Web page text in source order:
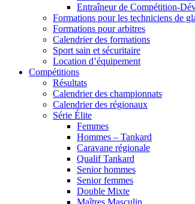
Entraîneur de Compétition-
Formations pour les techniciens de
Formations pour arbitres
Calendrier des formations
Sport sain et sécuritaire
Location d’équipement
Compétitions
Résultats
Calendrier des championnats
Calendrier des régionaux
Série Élite
Femmes
Hommes – Tankard
Caravane régionale
Qualif Tankard
Senior hommes
Senior femmes
Double Mixte
Maîtres Masculin